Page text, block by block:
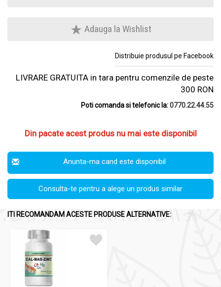
Adauga la Wishlist
Distribuie produsul pe Facebook
LIVRARE GRATUITA in tara pentru comenzile de peste
300 RON
Poti comanda si telefonic la:0770.22.44.55
Din pacate acest produs nu mai este disponibil
Anunta-ma cand este disponibil
Consulta-te pentru a alege un produs similar
ITI RECOMANDAM ACESTE PRODUSE ALTERNATIVE: